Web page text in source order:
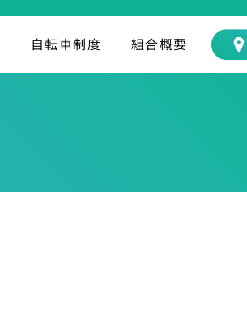
自転車制度 組合概要